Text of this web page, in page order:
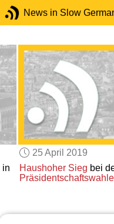
News in Slow
in
25 April 2019
Haushoher Sieg bei